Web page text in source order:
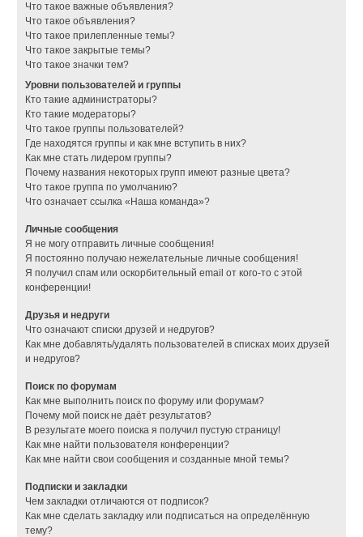
Что такое важные объявления?
Что такое объявления?
Что такое прилепленные темы?
Что такое закрытые темы?
Что такое значки тем?
Уровни пользователей и группы
Кто такие администраторы?
Кто такие модераторы?
Что такое группы пользователей?
Где находятся группы и как мне вступить в них?
Как мне стать лидером группы?
Почему названия некоторых групп имеют разные цвета?
Что такое группа по умолчанию?
Что означает ссылка «Наша команда»?
Личные сообщения
Я не могу отправить личные сообщения!
Я постоянно получаю нежелательные личные сообщения!
Я получил спам или оскорбительный email от кого-то с этой
конференции!
Друзья и недруги
Что означают списки друзей и недругов?
Как мне добавлять/удалять пользователей в списках моих друзей
и недругов?
Поиск по форумам
Как мне выполнить поиск по форуму или форумам?
Почему мой поиск не даёт результатов?
В результате моего поиска я получил пустую страницу!
Как мне найти пользователя конференции?
Как мне найти свои сообщения и созданные мной темы?
Подписки и закладки
Чем закладки отличаются от подписок?
Как мне сделать закладку или подписаться на определённую
тему?